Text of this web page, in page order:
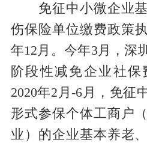
免征中小微企业基
伤保险单位缴费政策
年12月。今年3月，深
阶段性减免企业社
2020年2月-6月，免征
形式参保个体工商户
业）的企业基本养老